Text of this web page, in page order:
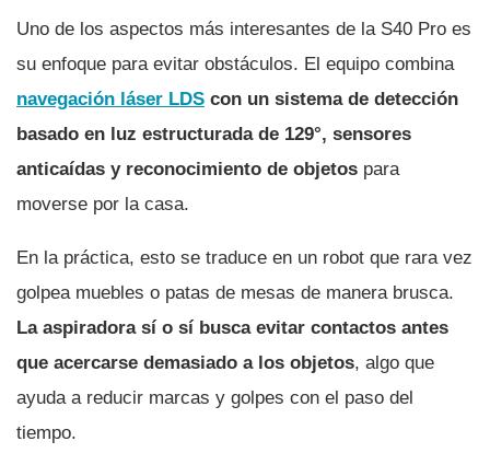
Uno de los aspectos más interesantes de la S40 Pro es
su enfoque para evitar obstáculos. El equipo combina
navegación láser LDS con un sistema de detección
basado en luz estructurada de 129°, sensores
anticaídas y reconocimiento de objetos para
moverse por la casa.
En la práctica, esto se traduce en un robot que rara vez
golpea muebles o patas de mesas de manera brusca.
La aspiradora sí o sí busca evitar contactos antes
que acercarse demasiado a los objetos, algo que
ayuda a reducir marcas y golpes con el paso del
tiempo.